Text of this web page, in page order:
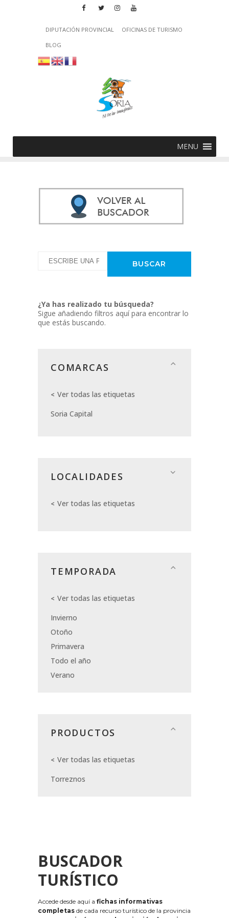
DIPUTACIÓN PROVINCIAL
OFICINAS DE TURISMO
BLOG
MENU
¿Ya has realizado tu búsqueda?
Sigue añadiendo filtros aquí para encontrar lo
que estás buscando.
COMARCAS
Ver todas las etiquetas
Soria Capital
LOCALIDADES
Ver todas las etiquetas
TEMPORADA
Ver todas las etiquetas
Invierno
Otoño
Primavera
Todo el año
Verano
PRODUCTOS
Ver todas las etiquetas
Torreznos
BUSCADOR
TURÍSTICO
Accede desde aquí a fichas informativas
completas de cada recurso turístico de la provincia